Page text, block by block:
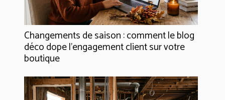
Changements de saison : comment le blog
déco dope l’engagement client sur votre
boutique